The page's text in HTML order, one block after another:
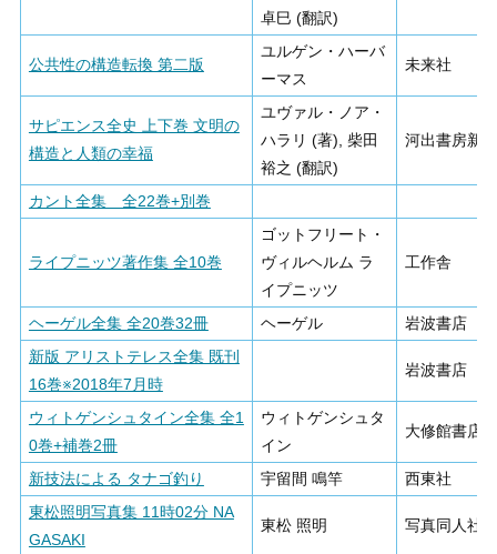
卓巳 (翻訳)
公共性の構造転換 第二版
ユルゲン・ハーバ
ーマス
未来社
サピエンス全史 上下巻 文明の
構造と人類の幸福
ユヴァル・ノア・
ハラリ (著), 柴田
裕之 (翻訳)
河出書房新社
カント全集 全22巻+別巻
ライプニッツ著作集 全10巻
ゴットフリート・
ヴィルヘルム ラ
イプニッツ
工作舎
ヘーゲル全集 全20巻32冊 ヘーゲル
岩波書店
新版 アリストテレス全集 既刊
16巻※2018年7月時
岩波書店
ウィトゲンシュタイン全集 全1
0巻+補巻2冊
ウィトゲンシュタ
イン
大修館書店
新技法による タナゴ釣り 宇留間 鳴竿
西東社
東松照明写真集 11時02分 NA
GASAKI
東松 照明 写真同人社